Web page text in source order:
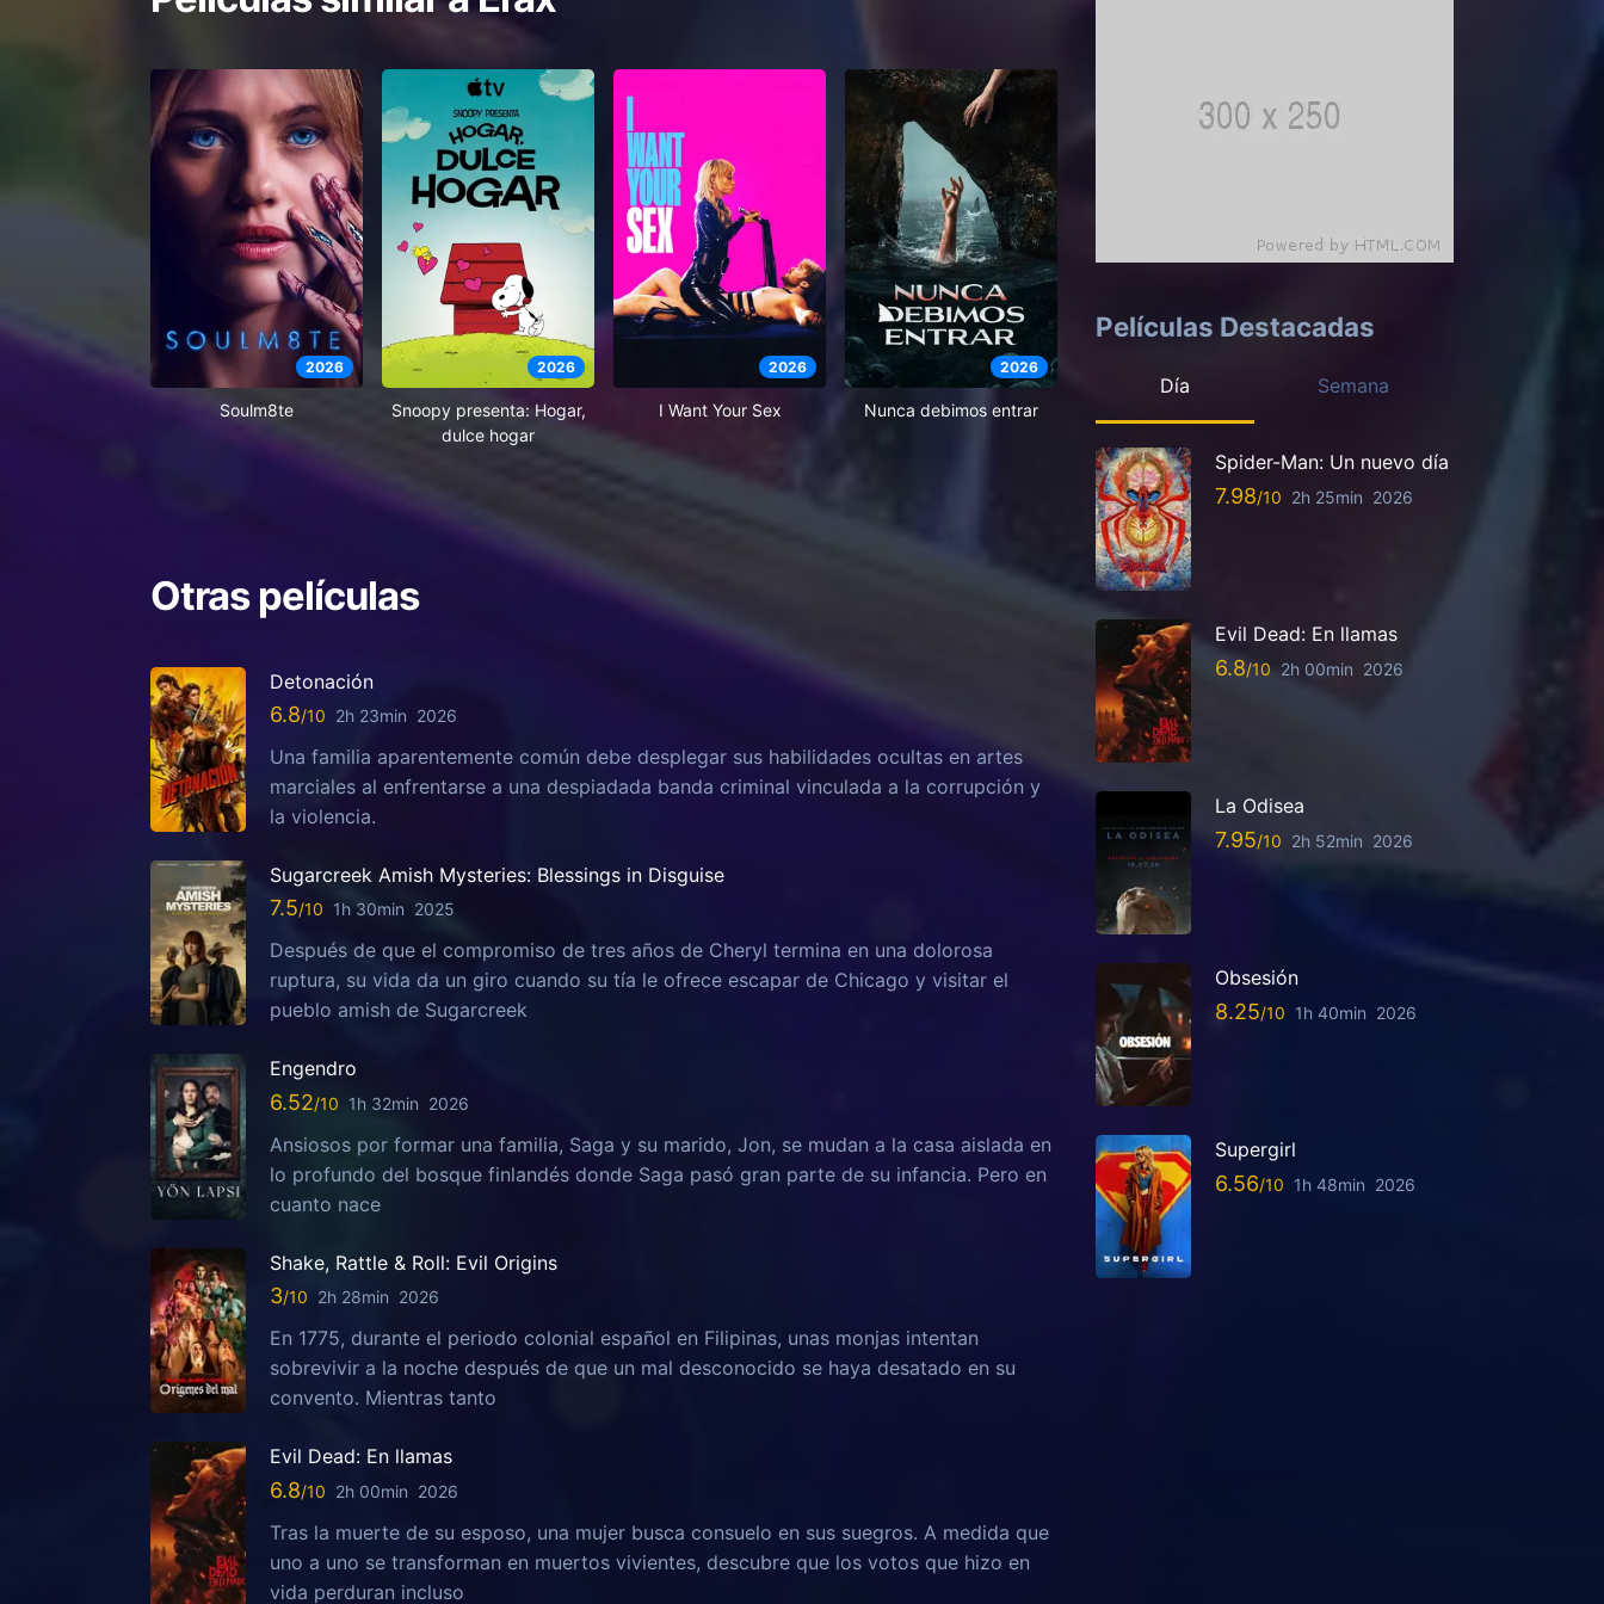
2026
Soulm8te
2026
Snoopy presenta: Hogar,
dulce hogar
2026
I Want Your Sex
2026
Nunca debimos entrar
Otras películas
Detonación
6.8 2h 23min 2026
Una familia aparentemente común debe desplegar sus habilidades ocultas en artes
marciales al enfrentarse a una despiadada banda criminal vinculada a la corrupción y
la violencia.
Sugarcreek Amish Mysteries: Blessings in Disguise
7.5 1h 30min 2025
Después de que el compromiso de tres años de Cheryl termina en una dolorosa
ruptura, su vida da un giro cuando su tía le ofrece escapar de Chicago y visitar el
pueblo amish de Sugarcreek
Engendro
6.52 1h 32min 2026
Ansiosos por formar una familia, Saga y su marido, Jon, se mudan a la casa aislada en
lo profundo del bosque finlandés donde Saga pasó gran parte de su infancia. Pero en
cuanto nace
Shake, Rattle & Roll: Evil Origins
3 2h 28min 2026
En 1775, durante el periodo colonial español en Filipinas, unas monjas intentan
sobrevivir a la noche después de que un mal desconocido se haya desatado en su
convento. Mientras tanto
Evil Dead: En llamas
6.8 2h 00min 2026
Tras la muerte de su esposo, una mujer busca consuelo en sus suegros. A medida que
uno a uno se transforman en muertos vivientes, descubre que los votos que hizo en
vida perduran incluso
Películas Destacadas
Día Semana
Spider-Man: Un nuevo día
7.98 2h 25min 2026
Evil Dead: En llamas
6.8 2h 00min 2026
La Odisea
7.95 2h 52min 2026
Obsesión
8.25 1h 40min 2026
Supergirl
6.56 1h 48min 2026